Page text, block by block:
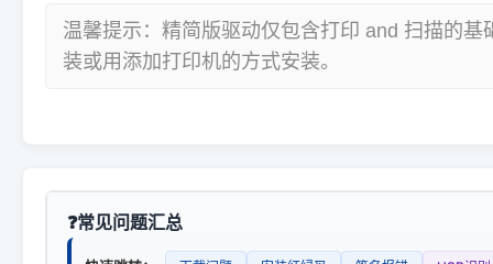
温馨提示：精简版驱动仅包含打印 and 扫描的基
装或用添加打印机的方式安装。
常见问题汇总